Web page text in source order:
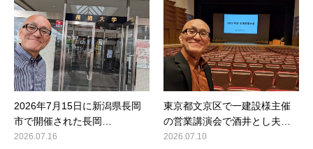
2026年7月15日に新潟県長岡
市で開催された長岡…
2026.07.16
東京都文京区で一建設様主催
の営業講演会で酒井とし夫…
2026.07.10